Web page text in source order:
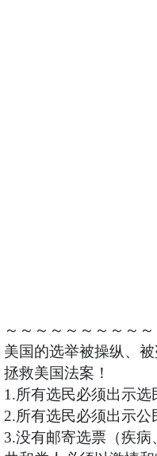
～～～～～～～～～
美国的选举被操纵、
拯救美国法案！
1.所有选民必须出示选
2.所有选民必须出示公
3.没有邮寄选票（疾病